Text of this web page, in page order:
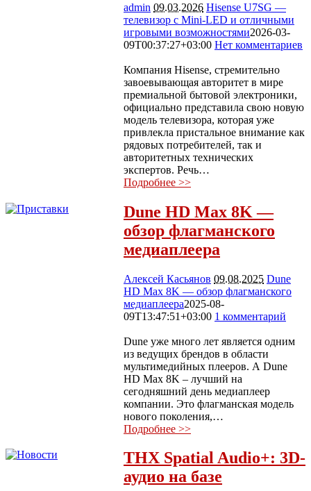
admin 09.03.2026 Hisense U7SG —
телевизор с Mini-LED и отличными
игровыми возможностями2026-03-
09T00:37:27+03:00 Нет комментариев
Компания Hisense, стремительно
завоевывающая авторитет в мире
премиальной бытовой электроники,
официально представила свою новую
модель телевизора, которая уже
привлекла пристальное внимание как
рядовых потребителей, так и
авторитетных технических
экспертов. Речь…
Подробнее >>
Dune HD Max 8K —
обзор флагманского
медиаплеера
Алексей Касьянов 09.08.2025 Dune
HD Max 8K — обзор флагманского
медиаплеера2025-08-
09T13:47:51+03:00 1 комментарий
Dune уже много лет является одним
из ведущих брендов в области
мультимедийных плееров. А Dune
HD Max 8K – лучший на
сегодняшний день медиаплеер
компании. Это флагманская модель
нового поколения,…
Подробнее >>
THX Spatial Audio+: 3D-
аудио на базе